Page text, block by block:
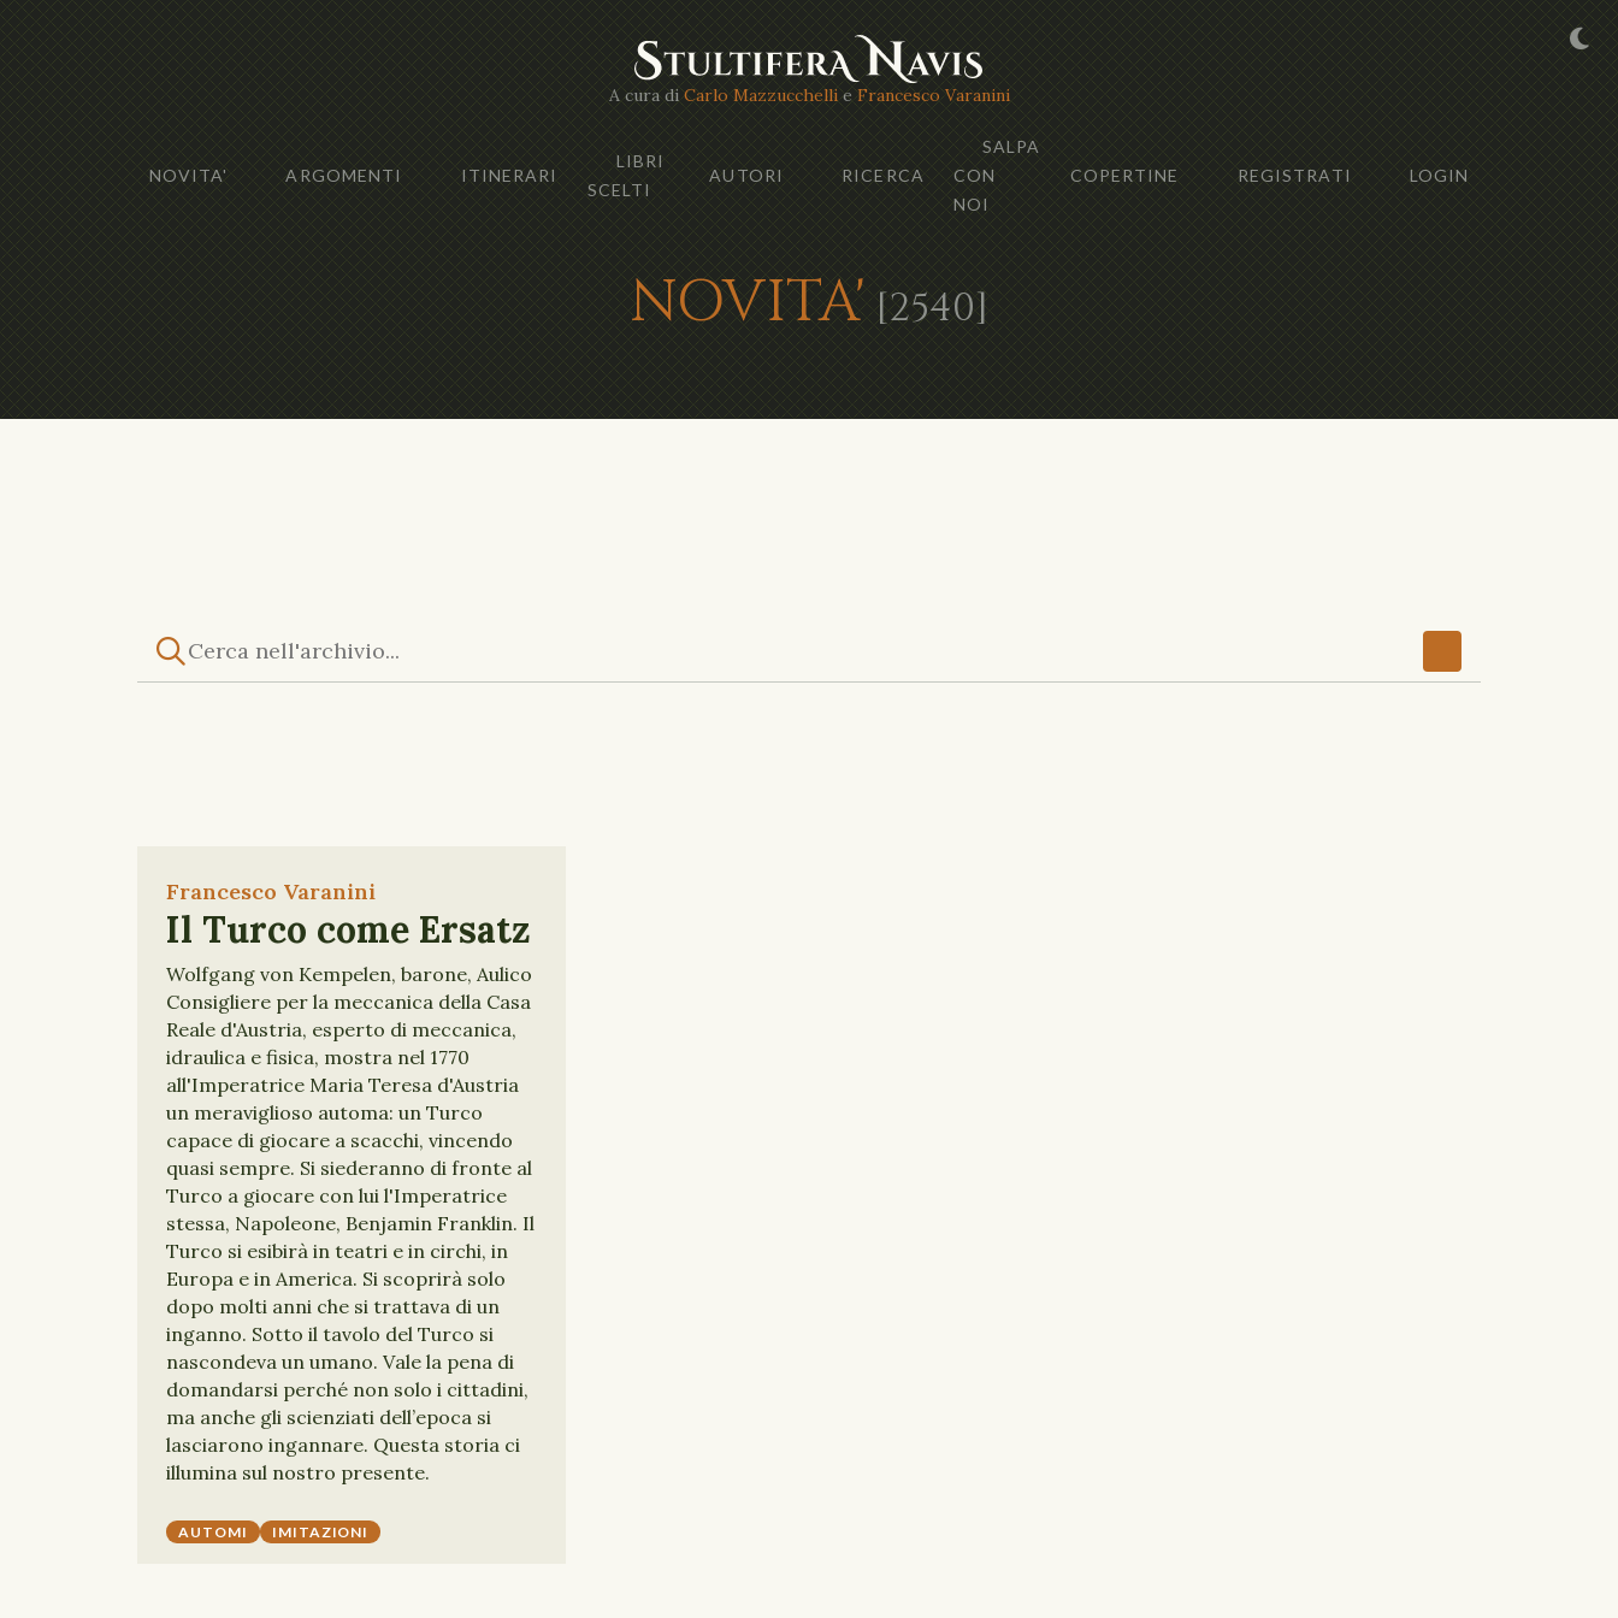
A cura di Carlo Mazzucchellie Francesco Varanini
NOVITA' ARGOMENTI ITINERARI
LIBRI
SCELTI
AUTORI RICERCA
SALPA
CON
NOI
COPERTINE REGISTRATI LOGIN
NOVITA' [2540]
Francesco Varanini
Il Turco come Ersatz
Wolfgang von Kempelen, barone, Aulico
Consigliere per la meccanica della Casa
Reale d'Austria, esperto di meccanica,
idraulica e fisica, mostra nel 1770
all'Imperatrice Maria Teresa d'Austria
un meraviglioso automa: un Turco
capace di giocare a scacchi, vincendo
quasi sempre. Si siederanno di fronte al
Turco a giocare con lui l'Imperatrice
stessa, Napoleone, Benjamin Franklin. Il
Turco si esibirà in teatri e in circhi, in
Europa e in America. Si scoprirà solo
dopo molti anni che si trattava di un
inganno. Sotto il tavolo del Turco si
nascondeva un umano. Vale la pena di
domandarsi perché non solo i cittadini,
ma anche gli scienziati dell’epoca si
lasciarono ingannare. Questa storia ci
illumina sul nostro presente.
AUTOMI IMITAZIONI